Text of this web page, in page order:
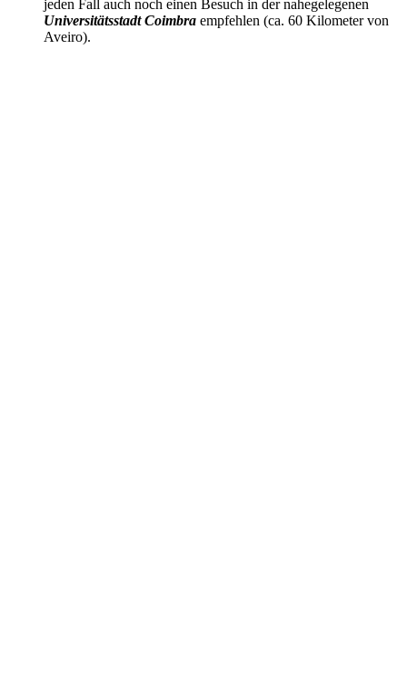
jeden Fall auch noch einen Besuch in der nahegelegenen
Universitätsstadt Coimbra empfehlen (ca. 60 Kilometer von
Aveiro).